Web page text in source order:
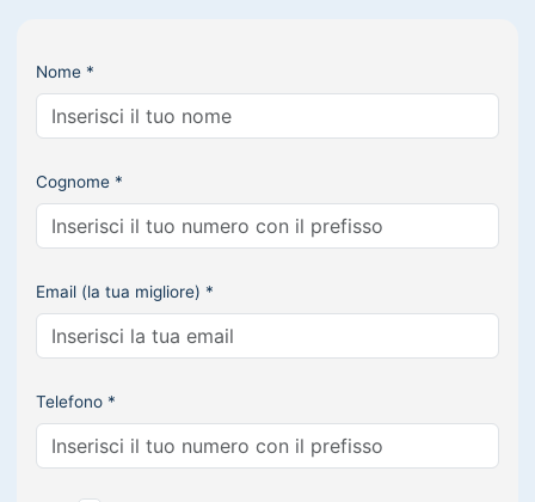
Nome *
Cognome *
Email (la tua migliore) *
Telefono *